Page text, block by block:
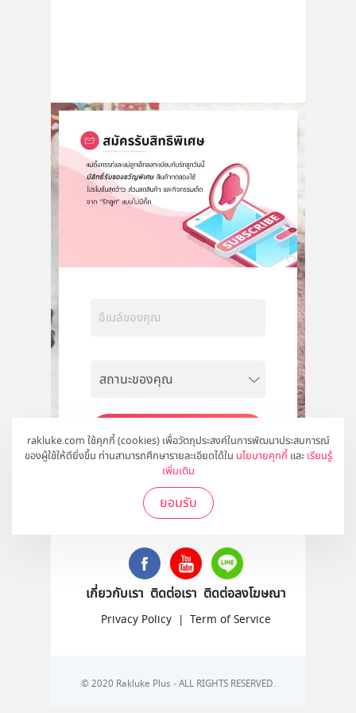
rakluke.com ใช้คุกกี้ (cookies) เพื่อวัตถุประสงค์ในการพัฒนาประสบการณ์
ของผู้ใช้ให้ดียิ่งขึ้น ท่านสามารถศึกษารายละเอียดได้ใน นโยบายคุกกี้ และ เรียนรู้
เพิ่มเติม
ยอมรับ
สมัคร
ติดตามเราได้ที่
เกี่ยวกับเรา ติดต่อเรา ติดต่อลงโฆษณา
Privacy Policy | Term of Service
© 2020 Rakluke Plus - ALL RIGHTS RESERVED.